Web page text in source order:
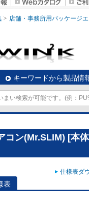
店舗・事務所用パッケージ
キーワードから製品情
コン(Mr.SLIM) [本
仕様表ダ
表